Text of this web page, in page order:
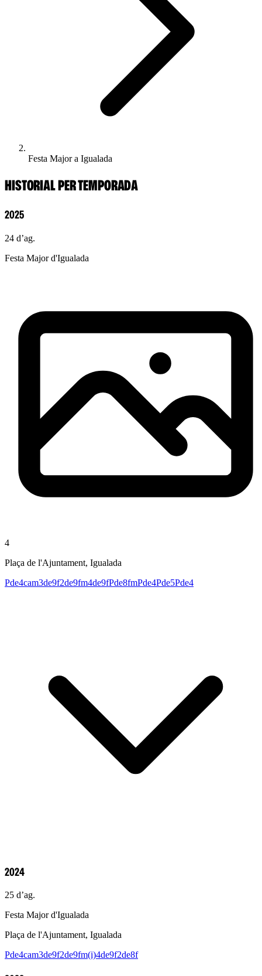
Festa Major a Igualada
HISTORIAL PER TEMPORADA
2025
24 d’ag.
Festa Major d'Igualada
4
Plaça de l'Ajuntament, Igualada
Pde4cam3de9f2de9fm4de9fPde8fmPde4Pde5Pde4
2024
25 d’ag.
Festa Major d'Igualada
Plaça de l'Ajuntament, Igualada
Pde4cam3de9f2de9fm(i)4de9f2de8f